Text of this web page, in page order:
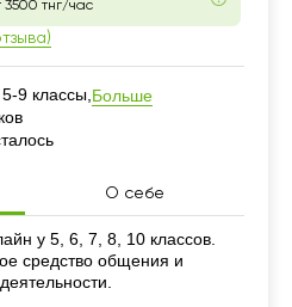
3500 тнг/час
9 классы, Больше
О себе
у 5, 6, 7, 8, 10 классов.
средство общения и